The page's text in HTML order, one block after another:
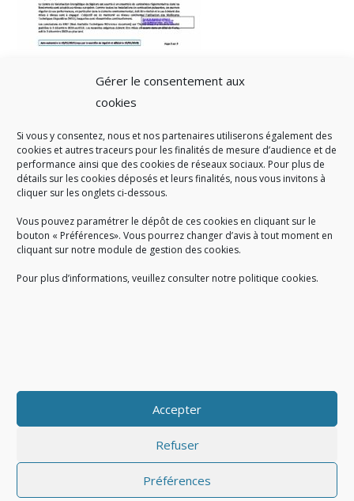
Gérer le consentement aux
cookies
Si vous y consentez, nous et nos partenaires utiliserons également des
cookies et autres traceurs pour les finalités de mesure d’audience et de
performance ainsi que des cookies de réseaux sociaux. Pour plus de
détails sur les cookies déposés et leurs finalités, nous vous invitons à
cliquer sur les onglets ci-dessous.
Vous pouvez paramétrer le dépôt de ces cookies en cliquant sur le
bouton « Préférences». Vous pourrez changer d’avis à tout moment en
cliquant sur notre module de gestion des cookies.
Pour plus d’informations, veuillez consulter notre politique cookies.
Accepter
Refuser
Préférences
A SAVOIR
Créé en 1978, le Sigidurs est un établissement public quiexerce
des missions de service public : la prévention, la collecte et la
valorisation des déchets ménagers et assimilés produits par son
territoire.
Accueil du public :
Gestion des cookies|